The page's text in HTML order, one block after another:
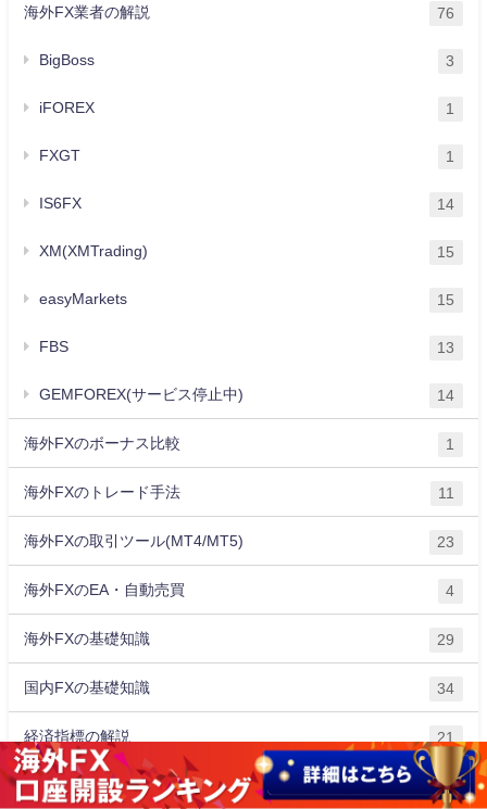
海外FX業者の解説 76
BigBoss 3
iFOREX 1
FXGT 1
IS6FX 14
XM(XMTrading) 15
easyMarkets 15
FBS 13
GEMFOREX(サービス停止中) 14
海外FXのボーナス比較 1
海外FXのトレード手法 11
海外FXの取引ツール(MT4/MT5) 23
海外FXのEA・自動売買 4
海外FXの基礎知識 29
国内FXの基礎知識 34
経済指標の解説 21
トレーダーセレブの週末為替レポート 72